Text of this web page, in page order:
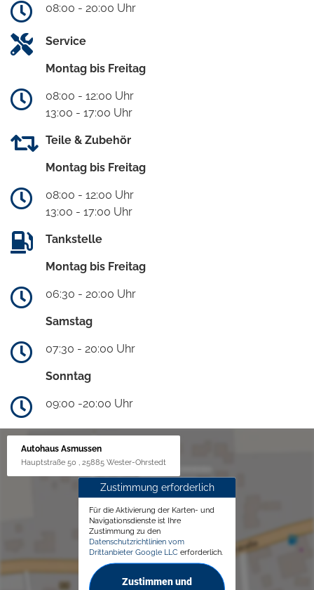
08:00 - 20:00 Uhr
Service
Montag bis Freitag
08:00 - 12:00 Uhr
13:00 - 17:00 Uhr
Teile & Zubehör
Montag bis Freitag
08:00 - 12:00 Uhr
13:00 - 17:00 Uhr
Tankstelle
Montag bis Freitag
06:30 - 20:00 Uhr
Samstag
07:30 - 20:00 Uhr
Sonntag
09:00 -20:00 Uhr
Autohaus Asmussen
Hauptstraße 50 , 25885 Wester-Ohrstedt
Zustimmung erforderlich
Für die Aktivierung der Karten- und
Navigationsdienste ist Ihre
Zustimmung zu den
Datenschutzrichtlinien vom
Drittanbieter Google LLC erforderlich.
Zustimmen und